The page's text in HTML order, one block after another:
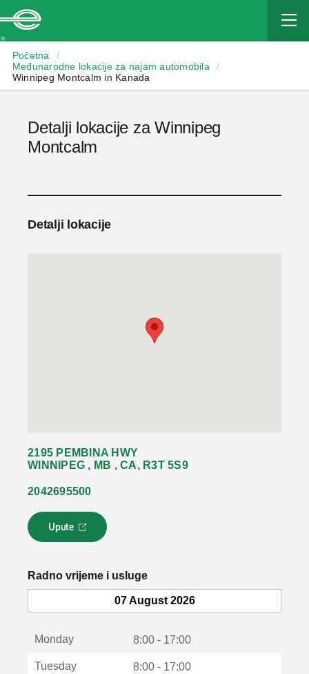
Početna
/
Međunarodne lokacije za najam automobila
/
Winnipeg Montcalm in Kanada
Detalji lokacije za Winnipeg
Montcalm
Detalji lokacije
2195 PEMBINA HWY
WINNIPEG , MB , CA, R3T 5S9
2042695500
Upute
L
i
k
o
Radno vrijeme i usluge
07 August 2026
Monday 8:00 - 17:00
Tuesday 8:00 - 17:00